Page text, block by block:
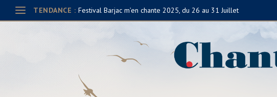
TENDANCE : Festival Barjac m’en chante 2025, du 26 au 31 Juillet